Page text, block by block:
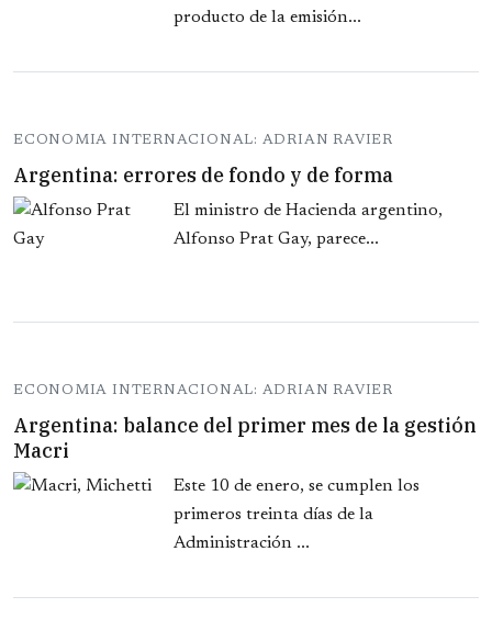
producto de la emisión...
ECONOMIA INTERNACIONAL: ADRIAN RAVIER
Argentina: errores de fondo y de forma
El ministro de Hacienda argentino,
Alfonso Prat Gay, parece...
ECONOMIA INTERNACIONAL: ADRIAN RAVIER
Argentina: balance del primer mes de la gestión
Macri
Este 10 de enero, se cumplen los
primeros treinta días de la
Administración ...